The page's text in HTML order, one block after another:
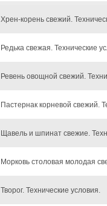
Хрен-корень свежий.
Редька свежая. Технические
Ревень овощной свежий.
Пастернак корневой свежий.
Щавель и шпинат свежие.
Морковь столовая молодая
Творог. Технические условия.